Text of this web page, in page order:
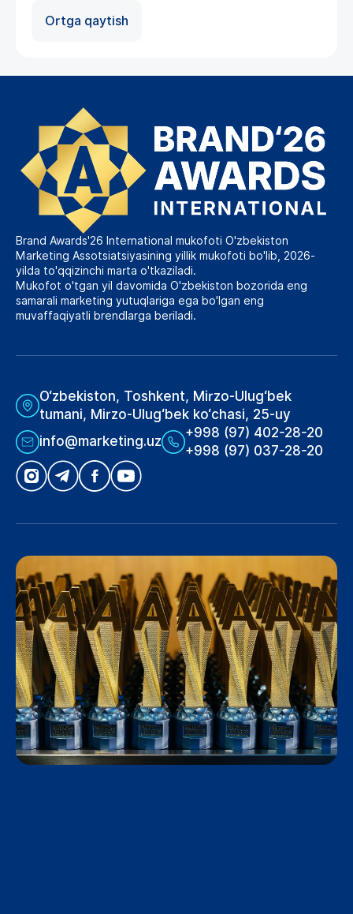
Ortga qaytish
Brand Awards'26 International mukofoti O'zbekiston
Marketing Assotsiatsiyasining yillik mukofoti bo'lib, 2026-
yilda to'qqizinchi marta o'tkaziladi.
Mukofot o'tgan yil davomida O'zbekiston bozorida eng
samarali marketing yutuqlariga ega bo'lgan eng
muvaffaqiyatli brendlarga beriladi.
O‘zbekiston, Toshkent, Mirzo-Ulug‘bek
tumani, Mirzo-Ulug‘bek ko‘chasi, 25-uy
info@marketing.uz
+998 (97) 402-28-20
+998 (97) 037-28-20